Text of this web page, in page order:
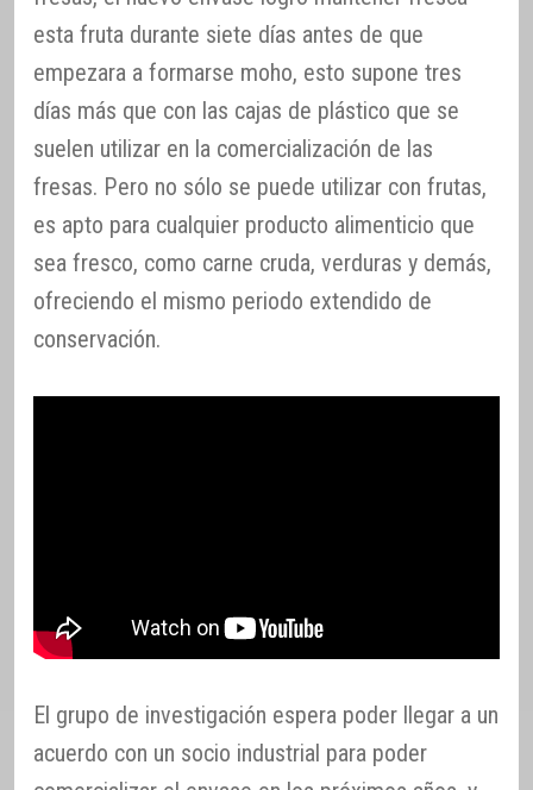
esta fruta durante siete días antes de que
empezara a formarse moho, esto supone tres
días más que con las cajas de plástico que se
suelen utilizar en la comercialización de las
fresas. Pero no sólo se puede utilizar con frutas,
es apto para cualquier producto alimenticio que
sea fresco, como carne cruda, verduras y demás,
ofreciendo el mismo periodo extendido de
conservación.
El grupo de investigación espera poder llegar a un
acuerdo con un socio industrial para poder